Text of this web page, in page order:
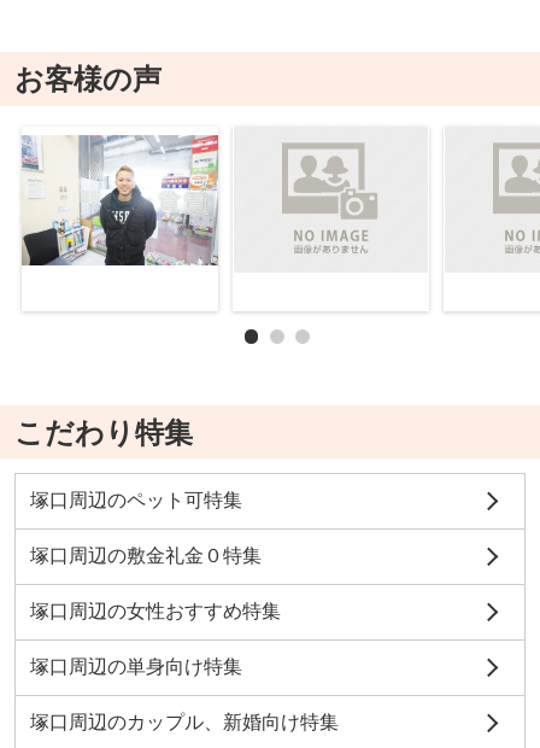
お客様の声
こだわり特集
塚口周辺のペット可特集
塚口周辺の敷金礼金０特集
塚口周辺の女性おすすめ特集
塚口周辺の単身向け特集
塚口周辺のカップル、新婚向け特集